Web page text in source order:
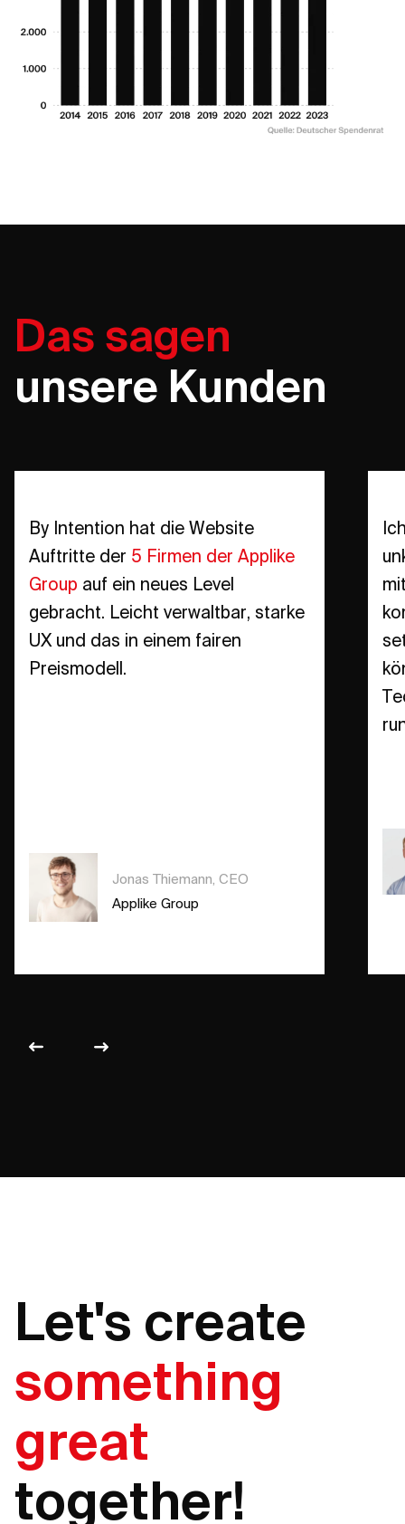
Das sagen
unsere Kunden
By Intention hat die Website
Auftritte der 5 Firmen der Applike
Group auf ein neues Level
gebracht. Leicht verwaltbar, starke
UX und das in einem fairen
Preismodell.
Jonas Thiemann, CEO
Applike Group
Let's create
something
great
together!